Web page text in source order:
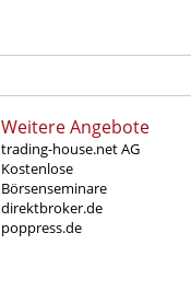
Weitere Angebote
trading-house.net AG
Kostenlose
Börsenseminare
direktbroker.de
poppress.de